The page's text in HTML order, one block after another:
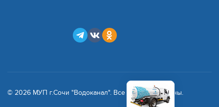
© 2026 МУП г.Сочи "Водоканал". Все права защищены.